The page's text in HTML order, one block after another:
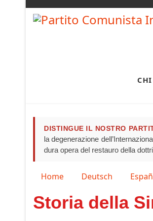
DISTINGUE IL NOSTRO
la degenerazione
dura opera del restauro della
Seleziona la tua lingua
Home Deutsch
Storia della